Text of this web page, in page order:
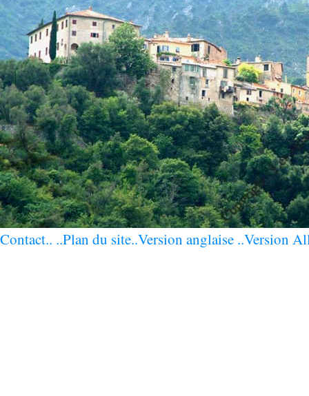
Contact.. ..Plan du site..Version anglaise ..Version